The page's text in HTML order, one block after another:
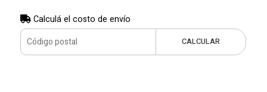
Calculá el costo de envío
CALCULAR